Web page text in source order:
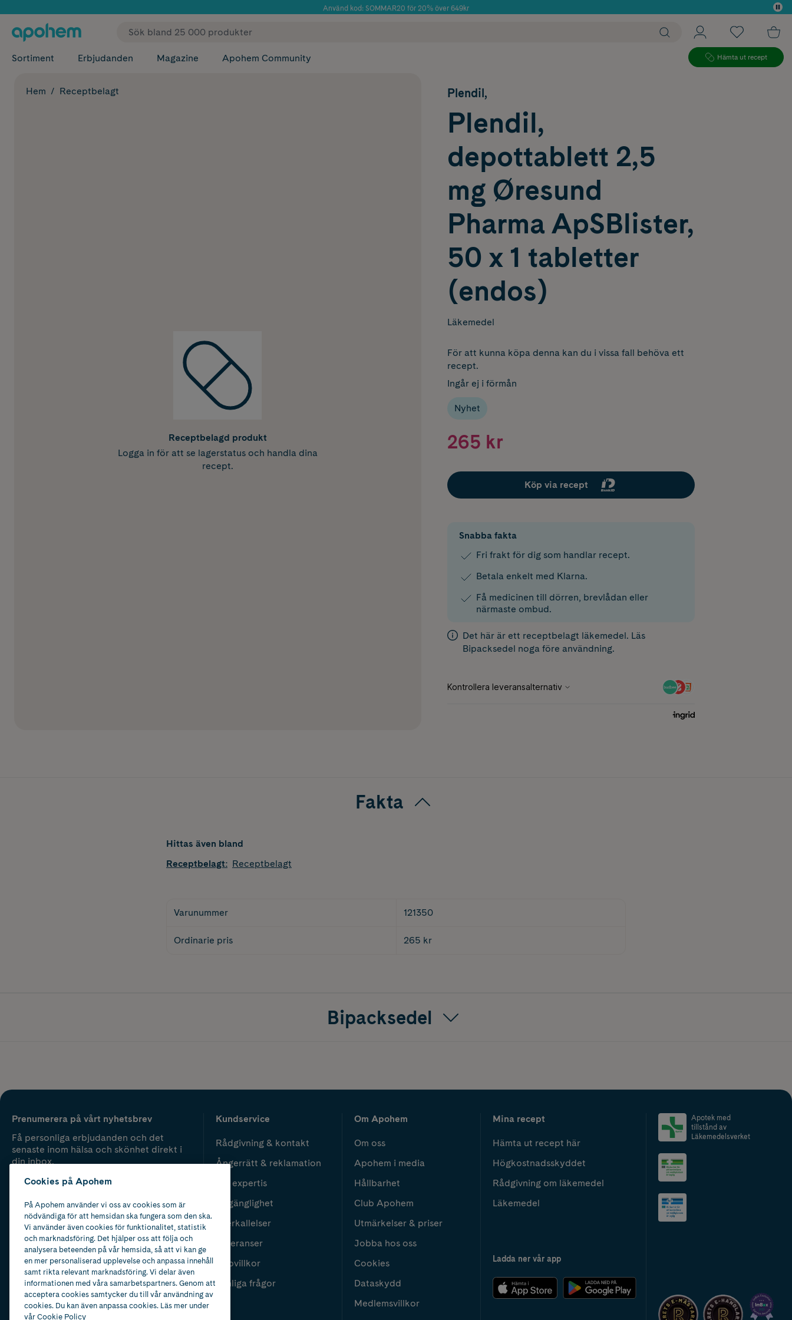
Använd kod: SOMMAR20 för 20% över 649kr
✓ Fri frakt
Sortiment Erbjudanden Magazine Apohem Community Hämta ut recept
Hem Receptbelagt
Receptbelagd produkt
Logga in för att se lagerstatus och handla dina
recept.
Plendil,
Plendil,
depottablett 2,5
mg Øresund
Pharma ApSBlister,
50 x 1 tabletter
(endos)
Läkemedel
För att kunna köpa denna kan du i vissa fall behöva ett
recept.
Ingår ej i förmån
Nyhet
265 kr
Köp via recept
Snabba fakta
Fri frakt för dig som handlar recept.
Betala enkelt med Klarna.
Få medicinen till dörren, brevlådan eller
närmaste ombud.
Det här är ett receptbelagt läkemedel. Läs
Bipacksedel noga före användning.
Fakta
Hittas även bland
Receptbelagt: Receptbelagt
Varunummer 121350
Ordinarie pris 265 kr
Bipacksedel
Prenumerera på vårt nyhetsbrev
Få personliga erbjudanden och det
senaste inom hälsa och skönhet direkt i
din inbox.
Kundservice
Rådgivning & kontakt
Ångerrätt & reklamation
Vår expertis
Tillgänglighet
Återkallelser
Leveranser
Köpvillkor
Vanliga frågor
Om Apohem
Om oss
Apohem i media
Hållbarhet
Club Apohem
Utmärkelser & priser
Jobba hos oss
Cookies
Dataskydd
Medlemsvillkor
Mina recept
Hämta ut recept här
Högkostnadsskyddet
Rådgivning om läkemedel
Läkemedel
Ladda ner vår app
Apotek med
tillstånd av
Läkemedelsverket
Cookies på Apohem
På Apohem använder vi oss av cookies som är
nödvändiga för att hemsidan ska fungera som den ska.
Vi använder även cookies för funktionalitet, statistik
och marknadsföring. Det hjälper oss att följa och
analysera beteenden på vår hemsida, så att vi kan ge
en mer personaliserad upplevelse och anpassa innehåll
samt rikta relevant marknadsföring. Vi delar även
informationen med våra samarbetspartners. Genom att
acceptera cookies samtycker du till vår användning av
cookies. Du kan även anpassa cookies. Läs mer under
vårCookie Policy